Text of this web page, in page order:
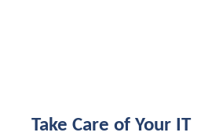
Take Care of Your IT